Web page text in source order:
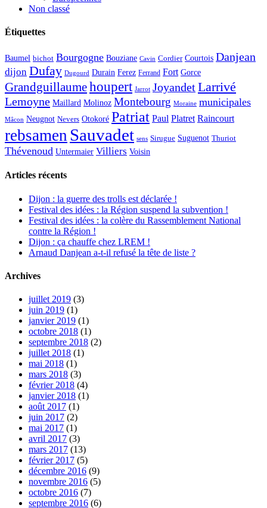
Non classé
Étiquettes
Baumel bichot Bourgogne Bouziane Cavin Cordier Courtois Danjean
dijon Dufay Dugourd Durain Ferez Ferrand Fort Gorce
Grandguillaumehoupert Jarrot JoyandetLarrivé
Lemoyne Maillard Molinoz Montebourg Moraine municipales
Mâcon Neugnot Nevers Otokoré Patriat Paul Platret Raincourt
rebsamen Sauvadet sens Sirugue Suguenot Thuriot
Thévenoud Untermaier Villiers Voisin
Articles récents
Dijon : la guerre des trolls est déclarée !
Festival des idées : la Région suspend la subvention !
Festival des idées : la colère du Rassemblement National
contre la Région !
Dijon : ça chauffe chez LREM !
Arnaud Danjean a-t-il refusé la tête de liste ?
Archives
juillet 2019 (3)
juin 2019 (1)
janvier 2019 (1)
octobre 2018 (1)
septembre 2018 (2)
juillet 2018 (1)
mai 2018 (1)
mars 2018 (3)
février 2018 (4)
janvier 2018 (1)
août 2017 (1)
juin 2017 (2)
mai 2017 (1)
avril 2017 (3)
mars 2017 (13)
février 2017 (5)
décembre 2016 (9)
novembre 2016 (5)
octobre 2016 (7)
septembre 2016 (6)